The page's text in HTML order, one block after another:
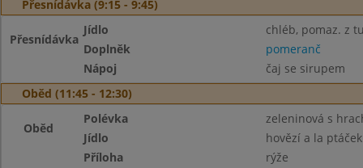
Přesnídávka (9:15 - 9:45)
Přesnídávka
Jídlo
chléb, pomaz. z
Doplněk
pomeranč
Nápoj
čaj se sirupem
Oběd (11:45 - 12:30)
Oběd
Polévka
zeleninová s
Jídlo
hovězí a la ptáček
Příloha
rýže